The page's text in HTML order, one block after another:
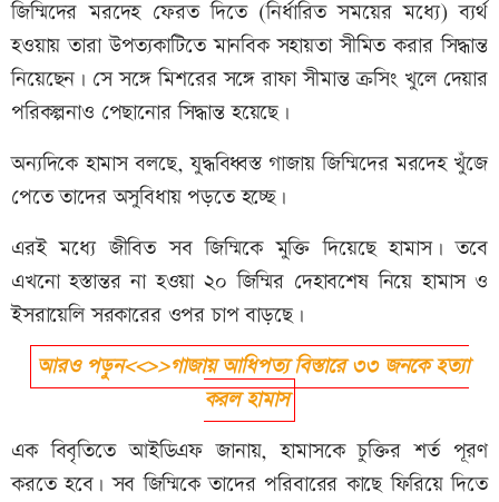
জিম্মিদের মরদেহ ফেরত দিতে (নির্ধারিত সময়ের মধ্যে) ব্যর্থ
হওয়ায় তারা উপত্যকাটিতে মানবিক সহায়তা সীমিত করার সিদ্ধান্ত
নিয়েছেন। সে সঙ্গে মিশরের সঙ্গে রাফা সীমান্ত ক্রসিং খুলে দেয়ার
পরিকল্পনাও পেছানোর সিদ্ধান্ত হয়েছে।
অন্যদিকে হামাস বলছে, যুদ্ধবিধ্বস্ত গাজায় জিম্মিদের মরদেহ খুঁজে
পেতে তাদের অসুবিধায় পড়তে হচ্ছে।
এরই মধ্যে জীবিত সব জিম্মিকে মুক্তি দিয়েছে হামাস। তবে
এখনো হস্তান্তর না হওয়া ২০ জিম্মির দেহাবশেষ নিয়ে হামাস ও
ইসরায়েলি সরকারের ওপর চাপ বাড়ছে।
আরও পড়ুন<<>>গাজায় আধিপত্য বিস্তারে ৩৩ জনকে হত্যা
করল হামাস
এক বিবৃতিতে আইডিএফ জানায়, হামাসকে চুক্তির শর্ত পূরণ
করতে হবে। সব জিম্মিকে তাদের পরিবারের কাছে ফিরিয়ে দিতে